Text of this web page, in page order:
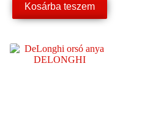
Kosárba teszem